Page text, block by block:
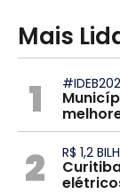
Mais
1
2 R$ 1,2